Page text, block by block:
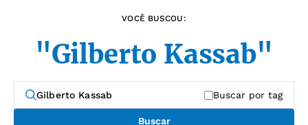
VOCÊ BUSCOU:
"Gilberto Kassab"
Buscar por tag
Buscar